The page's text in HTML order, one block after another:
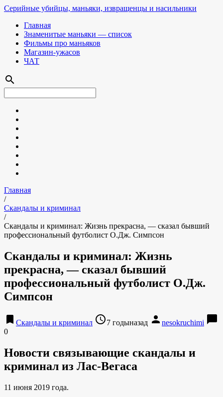
Серийные убийцы, маньяки, извращенцы и насильники
Главная
Знаменитые маньяки — список
Фильмы про маньяков
Магазин-ужасов
ЧАТ
search
Главная
/
Скандалы и криминал
/
Скандалы и криминал: Жизнь прекрасна, — сказал бывший
профессиональный футболист О.Дж. Симпсон
Скандалы и криминал: Жизнь
прекрасна, — сказал бывший
профессиональный футболист О.Дж.
Симпсон
bookmark Скандалы и криминал access_time7 годыназад person nesokruchimi chat_bubble
0
Новости связывающие скандалы и
криминал из Лас-Вегаса
11 июня 2019 года.